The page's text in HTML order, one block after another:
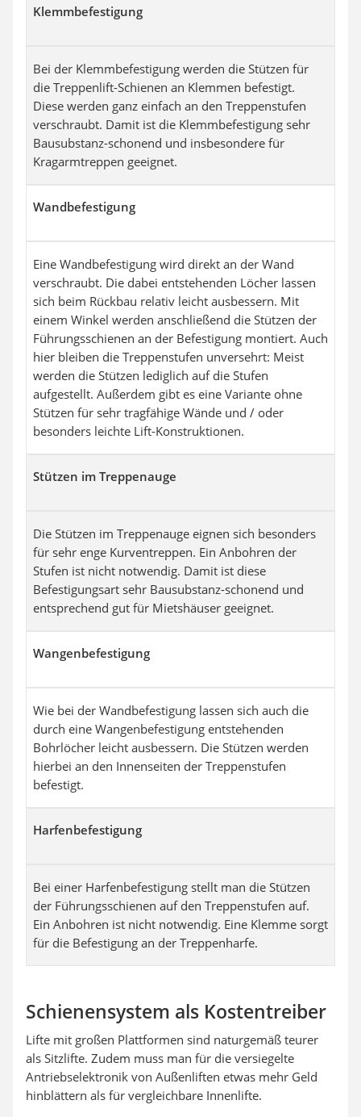
Klemmbefestigung
Bei der Klemmbefestigung werden die Stützen für
die Treppenlift-Schienen an Klemmen befestigt.
Diese werden ganz einfach an den Treppenstufen
verschraubt. Damit ist die Klemmbefestigung sehr
Bausubstanz-schonend und insbesondere für
Kragarmtreppen geeignet.
Wandbefestigung
Eine Wandbefestigung wird direkt an der Wand
verschraubt. Die dabei entstehenden Löcher lassen
sich beim Rückbau relativ leicht ausbessern. Mit
einem Winkel werden anschließend die Stützen der
Führungsschienen an der Befestigung montiert. Auch
hier bleiben die Treppenstufen unversehrt: Meist
werden die Stützen lediglich auf die Stufen
aufgestellt. Außerdem gibt es eine Variante ohne
Stützen für sehr tragfähige Wände und / oder
besonders leichte Lift-Konstruktionen.
Stützen im Treppenauge
Die Stützen im Treppenauge eignen sich besonders
für sehr enge Kurventreppen. Ein Anbohren der
Stufen ist nicht notwendig. Damit ist diese
Befestigungsart sehr Bausubstanz-schonend und
entsprechend gut für Mietshäuser geeignet.
Wangenbefestigung
Wie bei der Wandbefestigung lassen sich auch die
durch eine Wangenbefestigung entstehenden
Bohrlöcher leicht ausbessern. Die Stützen werden
hierbei an den Innenseiten der Treppenstufen
befestigt.
Harfenbefestigung
Bei einer Harfenbefestigung stellt man die Stützen
der Führungsschienen auf den Treppenstufen auf.
Ein Anbohren ist nicht notwendig. Eine Klemme sorgt
für die Befestigung an der Treppenharfe.
Schienensystem als Kostentreiber
Lifte mit großen Plattformen sind naturgemäß teurer
als Sitzlifte. Zudem muss man für die versiegelte
Antriebselektronik von Außenliften etwas mehr Geld
hinblättern als für vergleichbare Innenlifte.